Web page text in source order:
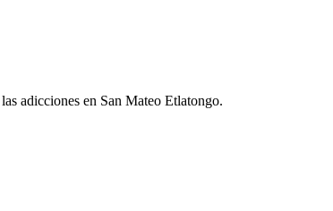
adicciones en San Mateo Etlatongo.